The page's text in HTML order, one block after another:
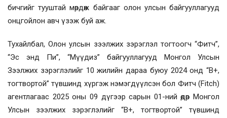
бичгийг тууштай мөрдөж байгааг олон улсын байгууллагууд
онцгойлон авч үзэж буй аж.
Тухайлбал,Олон улсын зээлжих зэрэглэл тогтоогч “Фитч”,
“Эс энд Пи”, “Мүүдиз” байгууллагууд Монгол Улсын
Зээлжих зэрэглэлийг 10 жилийн дараа буюу 2024 онд “В+,
тогтвортой” түвшинд хүргэж нэмэгдүүлсэн бол Фитч (Fitch)
агентлагаас 2025 оны 09 дүгээр сарын 01-ний өдөр Монгол
Улсын зээлжих зэрэглэлийг “B+, тогтвортой” түвшинд